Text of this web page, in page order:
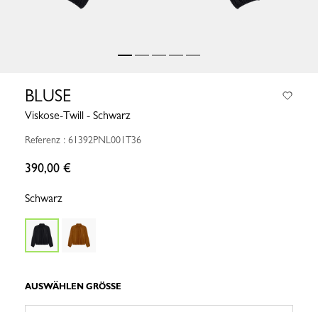
BLUSE
Viskose-Twill - Schwarz
Referenz : 61392PNL001T36
390,00 €
Schwarz
AUSWÄHLEN GRÖSSE